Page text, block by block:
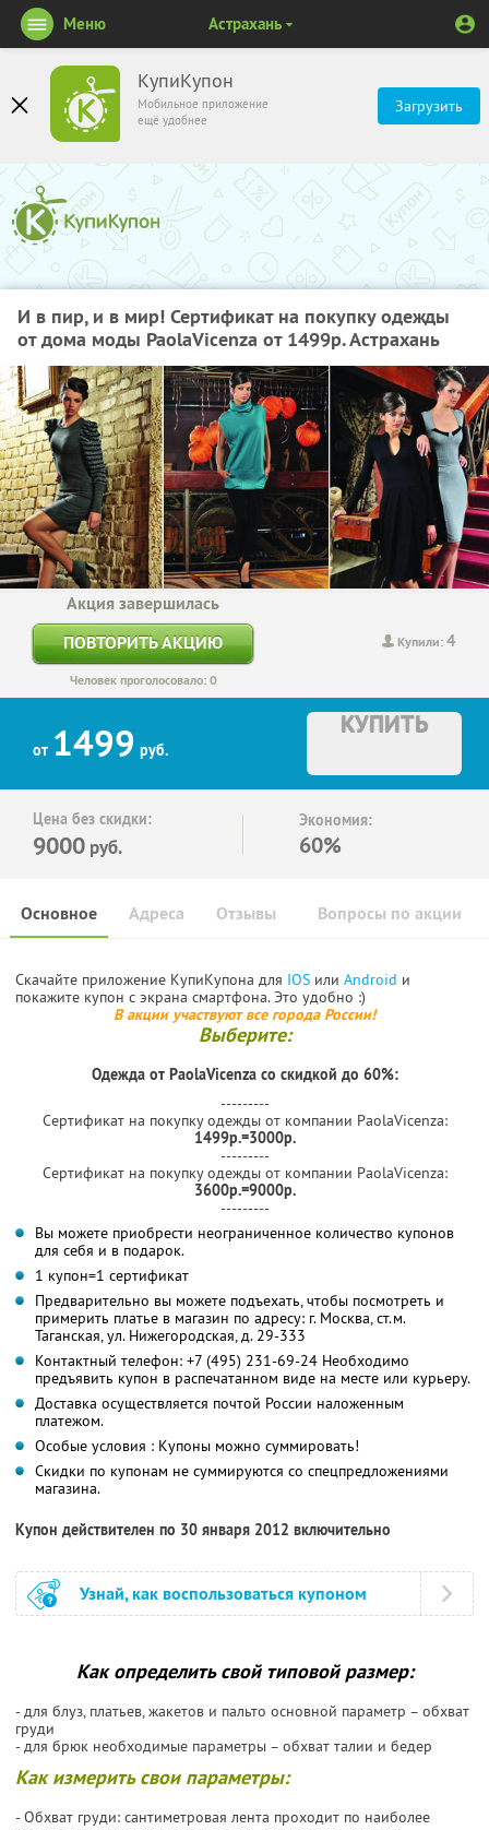
КупиКупон
Мобильное приложение
ещё удобнее
Загрузить
Меню Астрахань
И в пир, и в мир! Сертификат на покупку одежды
от дома моды PaolaVicenza от 1499р. Астрахань
Купили:4
Акция завершилась
ПОВТОРИТЬ АКЦИЮ
Человек проголосовало: 0
от 1499 руб.
КУПИТЬ
Цена без скидки:
9000 руб.
Экономия:
60%
Основное Отзывы Вопросы по акции
Адреса
Скачайте приложение КупиКупона для IOS или Android и
покажите купон с экрана смартфона. Это удобно :)
В акции участвуют все города России!
Выберите:
Одежда от PaolaVicenza со скидкой до 60%:
---------
Сертификат на покупку одежды от компании PaolaVicenza:
1499р.=3000р.
---------
Сертификат на покупку одежды от компании PaolaVicenza:
3600р.=9000р.
---------
Вы можете приобрести неограниченное количество купонов
для себя и в подарок.
1 купон=1 сертификат
Предварительно вы можете подъехать, чтобы посмотреть и
примерить платье в магазин по адресу: г. Москва, ст.м.
Таганская, ул. Нижегородская, д. 29-333
Контактный телефон: +7 (495) 231-69-24 Необходимо
предъявить купон в распечатанном виде на месте или курьеру.
Доставка осуществляется почтой России наложенным
платежом.
Особые условия : Купоны можно суммировать!
Скидки по купонам не суммируются со спецпредложениями
магазина.
Купон действителен по 30 января 2012 включительно
Узнай, как воспользоваться купоном
Как определить свой типовой размер:
- для блуз, платьев, жакетов и пальто основной параметр – обхват
груди
- для брюк необходимые параметры – обхват талии и бедер
Как измерить свои параметры:
- Обхват груди: сантиметровая лента проходит по наиболее